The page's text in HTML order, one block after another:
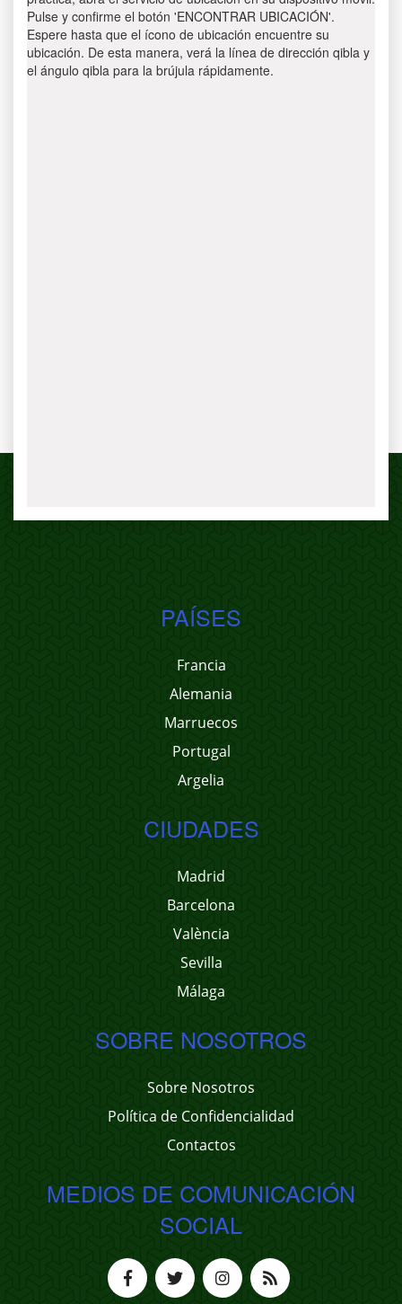
Pulse y confirme el botón 'ENCONTRAR UBICACIÓN'.
Espere hasta que el ícono de ubicación encuentre su
ubicación. De esta manera, verá la línea de dirección qibla y
el ángulo qibla para la brújula rápidamente.
PAÍSES
Francia
Alemania
Marruecos
Portugal
Argelia
CIUDADES
Madrid
Barcelona
València
Sevilla
Málaga
SOBRE NOSOTROS
Sobre Nosotros
Política de Confidencialidad
Contactos
MEDIOS DE COMUNICACIÓN
SOCIAL